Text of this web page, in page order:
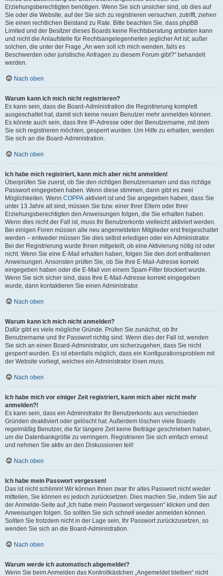
Erziehungsberechtigten benötigen. Wenn Sie sich unsicher sind, ob dies auf
Sie oder die Website, auf der Sie sich zu registrieren versuchen, zutrifft, ziehen
Sie einen rechtlichen Beistand zu Rate. Bitte beachten Sie, dass phpBB
Limited und der Besitzer dieses Boards keine Rechtsberatung anbieten kann
und nicht die Anlaufstelle für Rechtsangelegenheiten jeglicher Art ist; außer
solchen, die unter der Frage „An wen soll ich mich wenden, falls es
Beschwerden oder juristische Anfragen zu diesem Forum gibt?“ behandelt
werden.
Nach oben
Warum kann ich mich nicht registrieren?
Es kann sein, dass die Board-Administration die Registrierung komplett
ausgeschaltet hat, damit sich keine neuen Benutzer mehr anmelden können.
Es könnte auch sein, dass Ihre IP-Adresse oder der Benutzername, mit dem
Sie sich registrieren möchten, gesperrt wurden. Um Hilfe zu erhalten, wenden
Sie sich an die Board-Administration.
Nach oben
Ich habe mich registriert, kann mich aber nicht anmelden!
Überprüfen Sie zuerst, ob Sie den richtigen Benutzernamen und das richtige
Passwort eingegeben haben. Wenn diese stimmen, dann gibt es zwei
Möglichkeiten. Wenn COPPA aktiviert ist und Sie angegeben haben, dass Sie
unter 13 Jahre alt sind, müssen Sie bzw. einer Ihrer Eltern oder Ihrer
Erziehungsberechtigten den Anweisungen folgen, die Sie erhalten haben.
Wenn dies nicht der Fall ist, muss Ihr Benutzerkonto vielleicht aktiviert werden.
Bei einigen Foren müssen alle neu angemeldeten Mitglieder erst freigeschaltet
werden – entweder müssen Sie dies selbst erledigen oder ein Administrator.
Bei der Registrierung wurde Ihnen mitgeteilt, ob eine Aktivierung nötig ist oder
nicht. Wenn Sie eine E-Mail erhalten haben, folgen Sie den dort enthaltenen
Anweisungen. Ansonsten prüfen Sie, ob Sie Ihre E-Mail-Adresse korrekt
eingegeben haben oder die E-Mail von einem Spam-Filter blockiert wurde.
Wenn Sie sich sicher sind, dass Ihre E-Mail-Adresse korrekt eingegeben
wurde, dann kontaktieren Sie einen Administrator.
Nach oben
Warum kann ich mich nicht anmelden?
Dafür gibt es viele mögliche Gründe. Prüfen Sie zunächst, ob Ihr
Benutzername und Ihr Passwort richtig sind. Wenn dies der Fall ist, wenden
Sie sich an einen Board-Administrator, um sicherzugehen, dass Sie nicht
gesperrt wurden. Es ist ebenfalls möglich, dass ein Konfigurationsproblem mit
der Website vorliegt, welches ein Administrator lösen muss.
Nach oben
Ich habe mich vor einiger Zeit registriert, kann mich aber nicht mehr
anmelden?!
Es kann sein, dass ein Administrator Ihr Benutzerkonto aus verschieden
Gründen deaktiviert oder gelöscht hat. Außerdem löschen viele Boards
regelmäßig Benutzer, die für längere Zeit keine Beiträge geschrieben haben,
um die Datenbankgröße zu verringern. Registrieren Sie sich einfach erneut
und nehmen Sie aktiv an den Diskussionen teil!
Nach oben
Ich habe mein Passwort vergessen!
Das ist nicht schlimm! Wir können Ihnen zwar Ihr altes Passwort nicht wieder
mitteilen, Sie können es jedoch zurücksetzen. Dies machen Sie, indem Sie auf
der Anmelde-Seite auf „Ich habe mein Passwort vergessen“ klicken und den
Anweisungen folgen. So sollten Sie sich schnell wieder anmelden können.
Sollten Sie trotzdem nicht in der Lage sein, Ihr Passwort zurückzusetzen, so
wenden Sie sich an die Board-Administration.
Nach oben
Warum werde ich automatisch abgemeldet?
Wenn Sie beim Anmelden das Kontrollkästchen „Angemeldet bleiben“ nicht